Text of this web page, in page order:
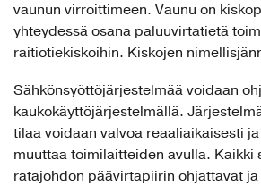
vaunun virroittimeen. Vaunu on
yhteydessä osana paluuvirtatietä
raitiotiekiskoihin. Kiskojen
Sähkönsyöttöjärjestelmää voidaan
kaukokäyttöjärjestelmällä.
tilaa voidaan valvoa reaaliaikaisesti
muuttaa toimilaitteiden avulla. Kaikki
ratajohdon päävirtapiirin ohjattavat